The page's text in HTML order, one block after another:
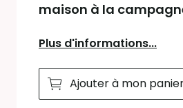
maison à la
Plus d'informations...
Ajouter à mon